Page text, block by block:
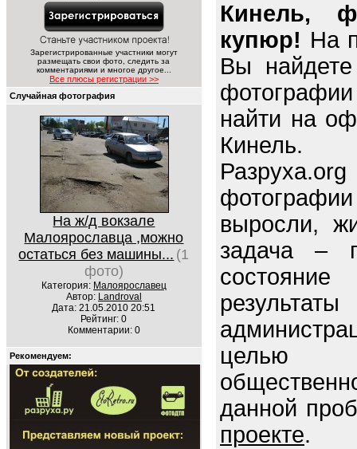
Зарегистрированные участники могут
размещать свои фото, следить за
комментариями и многое другое...
Все плюсы регистрации >>
Случайная фотография
На ж/д вокзале
Малоярославца ,можно
остаться без машины... (1
фото)
Категория: Малоярославец
Автор: Landroval
Дата: 21.05.2010 20:51
Рейтинг: 0
Комментарии: 0
Рекомендуем:
Кинель,
купюр! На
Вы
фотографии
найти на
Кинель.
выросли,
задача –
состояние
целью
данной
проекте.